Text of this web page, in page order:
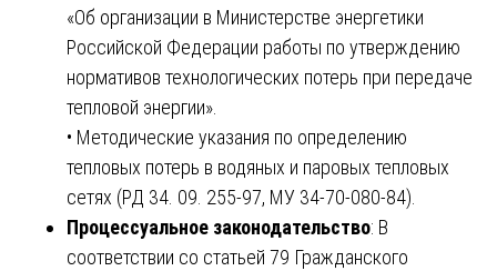
«Об организации в Министерстве энергетики
Российской Федерации работы по утверждению
нормативов технологических потерь при передаче
тепловой энергии».
• Методические указания по определению
тепловых потерь в водяных и паровых тепловых
сетях (РД 34. 09. 255-97, МУ 34-70-080-84).
Процессуальное законодательство: В
соответствии со статьей 79 Гражданского